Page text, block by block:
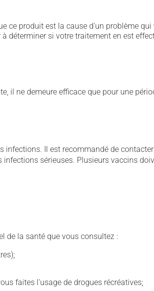
ce produit est la cause d'un problème
déterminer si votre traitement en est
il ne demeure efficace que pour une
infections. Il est recommandé de
sérieuses. Plusieurs vaccins
de la santé que vous consultez :
faites l'usage de drogues récréatives;